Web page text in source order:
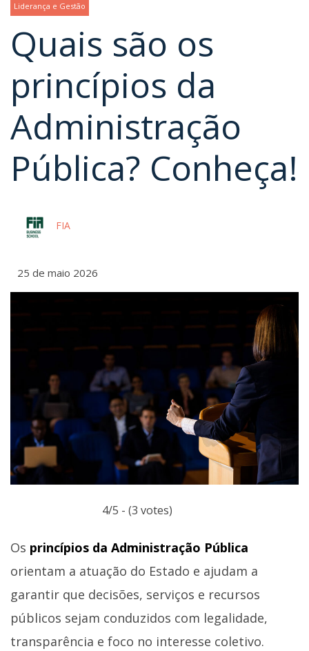
Liderança e Gestão
Quais são os
princípios da
Administração
Pública? Conheça!
FIA
25 de maio 2026
4/5 - (3 votes)
Os princípios da Administração Pública
orientam a atuação do Estado e ajudam a
garantir que decisões, serviços e recursos
públicos sejam conduzidos com legalidade,
transparência e foco no interesse coletivo.